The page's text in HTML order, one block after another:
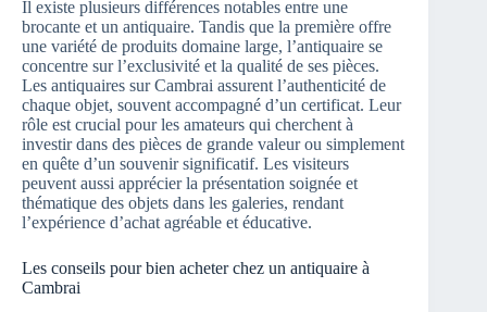
Il existe plusieurs différences notables entre une
brocante et un antiquaire. Tandis que la première offre
une variété de produits domaine large, l’antiquaire se
concentre sur l’exclusivité et la qualité de ses pièces.
Les antiquaires sur Cambrai assurent l’authenticité de
chaque objet, souvent accompagné d’un certificat. Leur
rôle est crucial pour les amateurs qui cherchent à
investir dans des pièces de grande valeur ou simplement
en quête d’un souvenir significatif. Les visiteurs
peuvent aussi apprécier la présentation soignée et
thématique des objets dans les galeries, rendant
l’expérience d’achat agréable et éducative.
Les conseils pour bien acheter chez un antiquaire à
Cambrai